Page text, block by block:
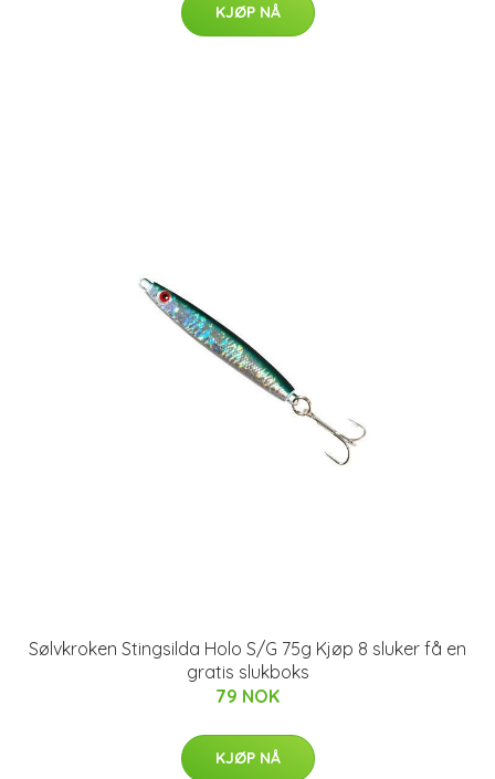
KJØP NÅ
Sølvkroken Stingsilda Holo S/G 75g Kjøp 8 sluker få en
gratis slukboks
79 NOK
KJØP NÅ